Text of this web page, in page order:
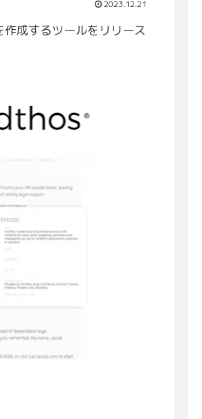
2023.12.21
成するツールをリリース